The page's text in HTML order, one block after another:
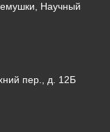
Научный
пер., д. 12Б